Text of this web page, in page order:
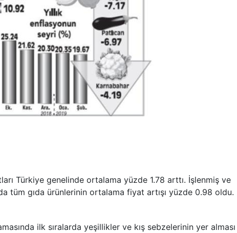
Türkiye genelinde ortalama yüzde 1.78 arttı. İşlenmiş ve
tüm gıda ürünlerinin ortalama fiyat artışı yüzde 0.98 oldu.
ilk sıralarda yeşillikler ve kış sebzelerinin yer alması